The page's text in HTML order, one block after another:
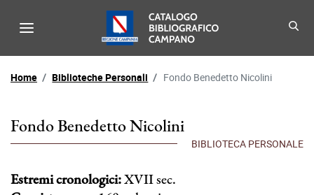
Biblioteche - Catalogo
Menu di navigazione -
Percorso di navigazione
Home Biblioteche Personali Fondo Benedetto Nicolini
Fondo Benedetto Nicolini
Estremi cronologici:XVII sec.